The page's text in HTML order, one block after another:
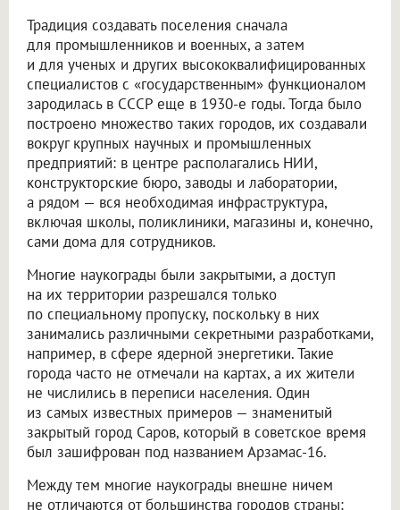
Традиция создавать поселения сначала
для промышленников и военных, а затем
и для ученых и других высококвалифицированных
специалистов с «государственным» функционалом
зародилась в СССР еще в 1930-е годы. Тогда было
построено множество таких городов, их создавали
вокруг крупных научных и промышленных
предприятий: в центре располагались НИИ,
конструкторские бюро, заводы и лаборатории,
а рядом — вся необходимая инфраструктура,
включая школы, поликлиники, магазины и, конечно,
сами дома для сотрудников.
Многие наукограды были закрытыми, а доступ
на их территории разрешался только
по специальному пропуску, поскольку в них
занимались различными секретными разработками,
например, в сфере ядерной энергетики. Такие
города часто не отмечали на картах, а их жители
не числились в переписи населения. Один
из самых известных примеров — знаменитый
закрытый город Саров, который в советское время
был зашифрован под названием Арзамас-16.
Между тем многие наукограды внешне ничем
не отличаются от большинства городов страны: